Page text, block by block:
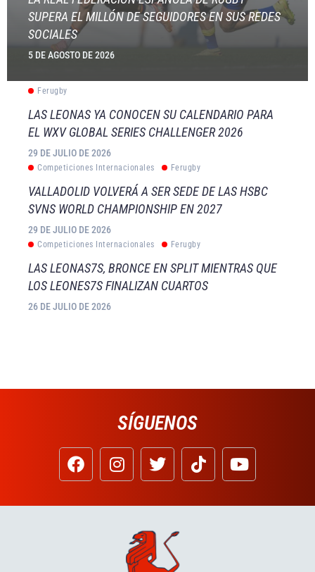
SUPERA EL MILLÓN DE SEGUIDORES EN SUS REDES
SOCIALES
5 DE AGOSTO DE 2026
Ferugby
LAS LEONAS YA CONOCEN SU CALENDARIO PARA
EL WXV GLOBAL SERIES CHALLENGER 2026
29 DE JULIO DE 2026
Competiciones Internacionales Ferugby
VALLADOLID VOLVERÁ A SER SEDE DE LAS HSBC
SVNS WORLD CHAMPIONSHIP EN 2027
29 DE JULIO DE 2026
Competiciones Internacionales Ferugby
LAS LEONAS7S, BRONCE EN SPLIT MIENTRAS QUE
LOS LEONES7S FINALIZAN CUARTOS
26 DE JULIO DE 2026
SÍGUENOS